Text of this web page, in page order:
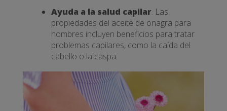
Ayuda a la salud capilar. Las
propiedades del aceite de onagra para
hombres incluyen beneficios para tratar
problemas capilares, como la caída del
cabello o la caspa.